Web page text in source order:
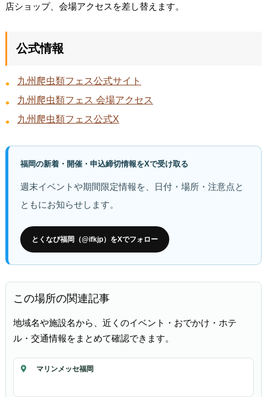
店ショップ、会場アクセスを差し替えます。
公式情報
九州爬虫類フェス公式サイト
九州爬虫類フェス 会場アクセス
九州爬虫類フェス公式X
福岡の新着・開催・申込締切情報をXで受け取る
週末イベントや期間限定情報を、日付・場所・注意点と
ともにお知らせします。
とくなび福岡（@ifkjp）をXでフォロー
この場所の関連記事
地域名や施設名から、近くのイベント・おでかけ・ホテ
ル・交通情報をまとめて確認できます。
マリンメッセ福岡